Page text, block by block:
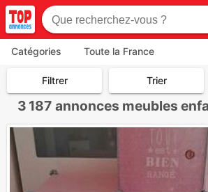
Catégories Toute la France
Filtrer Trier
3 187 annonces meubles